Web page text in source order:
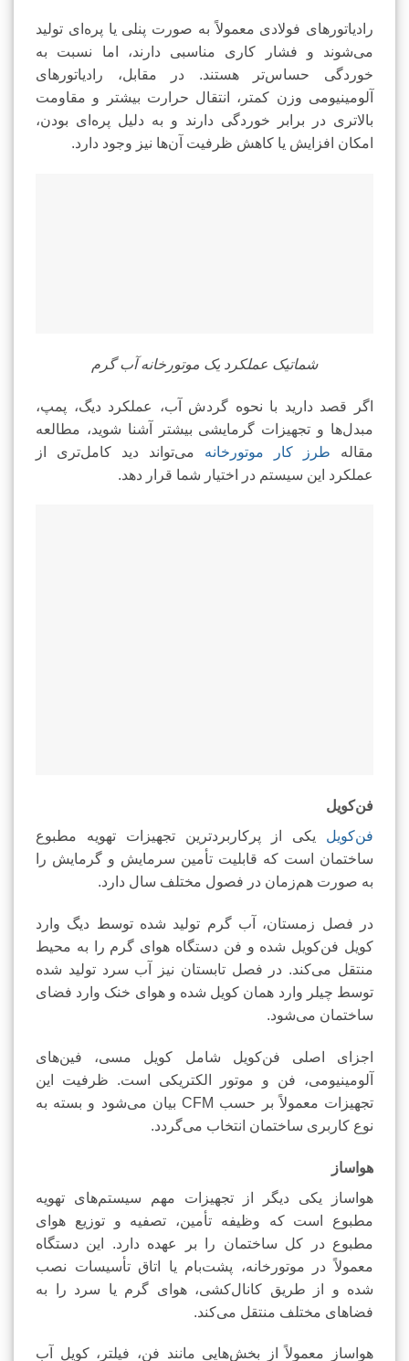
رادیاتورهای فولادی معمولاً به صورت پنلی یا پره‌ای تولید
می‌شوند و فشار کاری مناسبی دارند، اما نسبت به
خوردگی حساس‌تر هستند. در مقابل، رادیاتورهای
آلومینیومی وزن کمتر، انتقال حرارت بیشتر و مقاومت
بالاتری در برابر خوردگی دارند و به دلیل پره‌ای بودن،
امکان افزایش یا کاهش ظرفیت آن‌ها نیز وجود دارد.
شماتیک عملکرد یک موتورخانه آب گرم
اگر قصد دارید با نحوه گردش آب، عملکرد دیگ، پمپ،
مبدل‌ها و تجهیزات گرمایشی بیشتر آشنا شوید، مطالعه
مقاله طرز کار موتورخانه می‌تواند دید کامل‌تری از
عملکرد این سیستم در اختیار شما قرار دهد.
فن‌کویل
فن‌کویل یکی از پرکاربردترین تجهیزات تهویه مطبوع
ساختمان است که قابلیت تأمین سرمایش و گرمایش را
به صورت هم‌زمان در فصول مختلف سال دارد.
در فصل زمستان، آب گرم تولید شده توسط دیگ وارد
کویل فن‌کویل شده و فن دستگاه هوای گرم را به محیط
منتقل می‌کند. در فصل تابستان نیز آب سرد تولید شده
توسط چیلر وارد همان کویل شده و هوای خنک وارد فضای
ساختمان می‌شود.
اجزای اصلی فن‌کویل شامل کویل مسی، فین‌های
آلومینیومی، فن و موتور الکتریکی است. ظرفیت این
تجهیزات معمولاً بر حسب CFM بیان می‌شود و بسته به
نوع کاربری ساختمان انتخاب می‌گردد.
هواساز
هواساز یکی دیگر از تجهیزات مهم سیستم‌های تهویه
مطبوع است که وظیفه تأمین، تصفیه و توزیع هوای
مطبوع در کل ساختمان را بر عهده دارد. این دستگاه
معمولاً در موتورخانه، پشت‌بام یا اتاق تأسیسات نصب
شده و از طریق کانال‌کشی، هوای گرم یا سرد را به
فضاهای مختلف منتقل می‌کند.
هواساز معمولاً از بخش‌هایی مانند فن، فیلتر، کویل آب